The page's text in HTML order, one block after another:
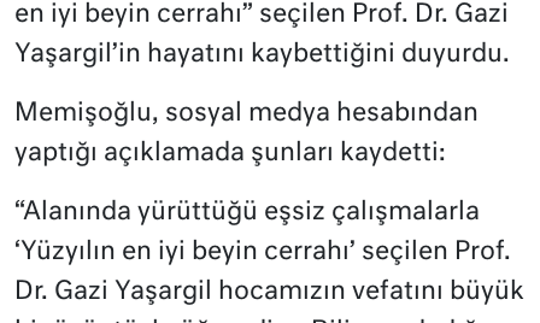
en iyi beyin cerrahı” seçilen Prof. Dr. Gazi
Yaşargil’in hayatını kaybettiğini duyurdu.
Memişoğlu, sosyal medya hesabından
yaptığı açıklamada şunları kaydetti:
“Alanında yürüttüğü eşsiz çalışmalarla
‘Yüzyılın en iyi beyin cerrahı’ seçilen Prof.
Dr. Gazi Yaşargil hocamızın vefatını büyük